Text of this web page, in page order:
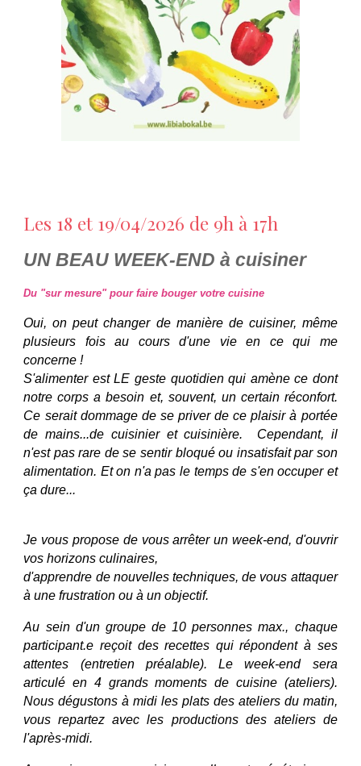
Les 18 et 19/04/2026 de 9h à 17h
UN BEAU WEEK-END à cuisiner
Du "sur mesure" pour faire bouger votre cuisine
Oui, on peut changer de manière de cuisiner, même
plusieurs fois au cours d'une vie en ce qui me
concerne !
S'alimenter est LE geste quotidien qui amène ce dont
notre corps a besoin et, souvent, un certain réconfort.
Ce serait dommage de se priver de ce plaisir à portée
demains...de cuisinier et cuisinière. Cependant, il
n'est pas rare de se sentir bloqué ou insatisfait par son
alimentation. Et on n'a pas le temps de s'en occuper et
ça dure...
Je vous propose de vous arrêter un week-end, d'ouvrir
vos horizons culinaires,
d'apprendre de nouvelles techniques, de vous attaquer
à une frustration ou à un objectif.
Au sein d'un groupe de 10 personnes max., chaque
participant.e reçoit des recettes qui répondent à ses
attentes (entretien préalable). Le week-end sera
articulé en 4 grands moments de cuisine (ateliers).
Nous dégustons à midi les plats des ateliers du matin,
vous repartez avec les productions des ateliers de
l'après-midi.